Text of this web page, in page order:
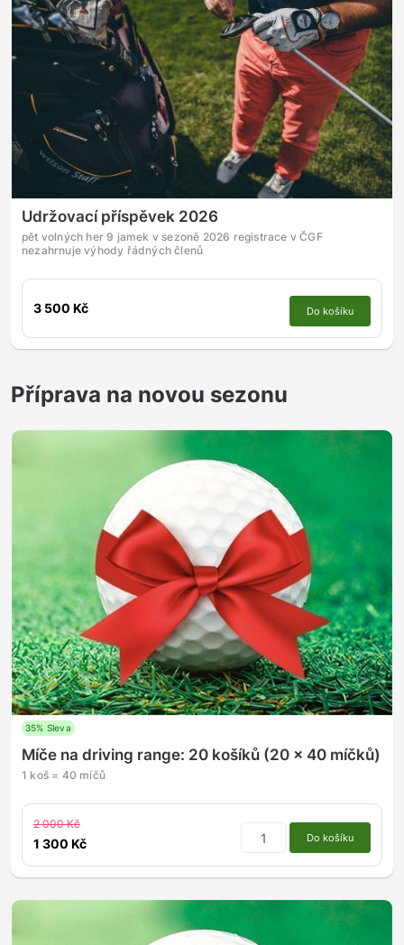
Udržovací příspěvek 2026
pět volných her 9 jamek v sezoně 2026 registrace v ČGF
nezahrnuje výhody řádných členů
3 500 Kč Do košíku
Příprava na novou sezonu
35% Sleva
Míče na driving range: 20 košíků (20 x 40 míčků)
1 koš = 40 míčů
2 000 Kč
1 300 Kč Do košíku